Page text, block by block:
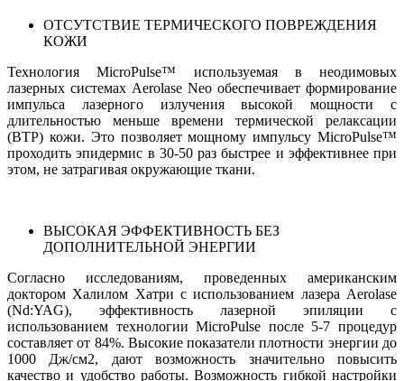
ОТСУТСТВИЕ ТЕРМИЧЕСКОГО ПОВРЕЖДЕНИЯ
КОЖИ
Технология MicroPulse™ используемая в неодимовых
лазерных системах Aerolase Neo обеспечивает формирование
импульса лазерного излучения высокой мощности с
длительностью меньше времени термической релаксации
(ВТР) кожи. Это позволяет мощному импульсу MicroPulse™
проходить эпидермис в 30-50 раз быстрее и эффективнее при
этом, не затрагивая окружающие ткани.
ВЫСОКАЯ ЭФФЕКТИВНОСТЬ БЕЗ
ДОПОЛНИТЕЛЬНОЙ ЭНЕРГИИ
Согласно исследованиям, проведенных американским
доктором Халилом Хатри с использованием лазера Aerolase
(Nd:YAG), эффективность лазерной эпиляции с
использованием технологии MicroPulse после 5-7 процедур
составляет от 84%. Высокие показатели плотности энергии до
1000 Дж/см2, дают возможность значительно повысить
качество и удобство работы. Возможность гибкой настройки